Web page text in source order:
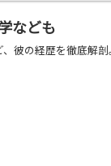
なども
彼の経歴を徹底解剖。